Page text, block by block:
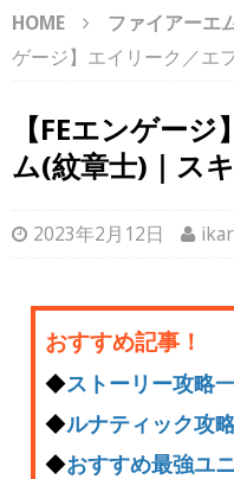
HOME ファイアーエ
ゲージ】エイリーク／エ
【FEエンゲー
ム(紋章士)｜ス
2023年2月12日
おすすめ記事！
◆ストーリー攻略
◆ルナティック攻
◆おすすめ最強ユ